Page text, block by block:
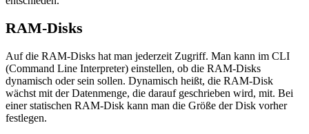
RAM-Disks
Auf die RAM-Disks hat man jederzeit Zugriff. Man kann im CLI
(Command Line Interpreter) einstellen, ob die RAM-Disks
dynamisch oder sein sollen. Dynamisch heißt, die RAM-Disk
wächst mit der Datenmenge, die darauf geschrieben wird, mit. Bei
einer statischen RAM-Disk kann man die Größe der Disk vorher
festlegen.